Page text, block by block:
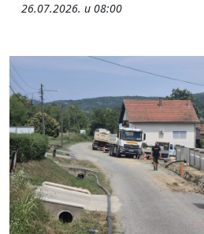
26.07.2026. u 08:00